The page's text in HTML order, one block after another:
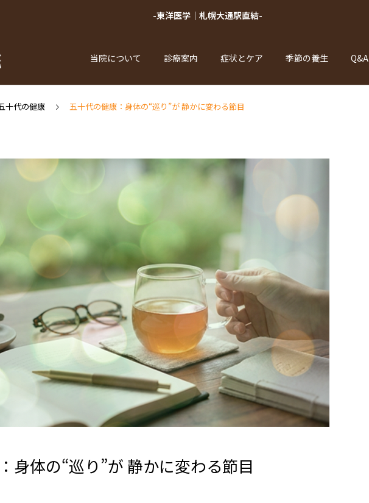
-東洋医学｜札幌大通駅直結-
当院について 診療案内 症状とケア 季節の養生 Q&A
十代の健康 五十代の健康：身体の“巡り”が 静かに変わる節目
身体の“巡り”が 静かに変わる節目